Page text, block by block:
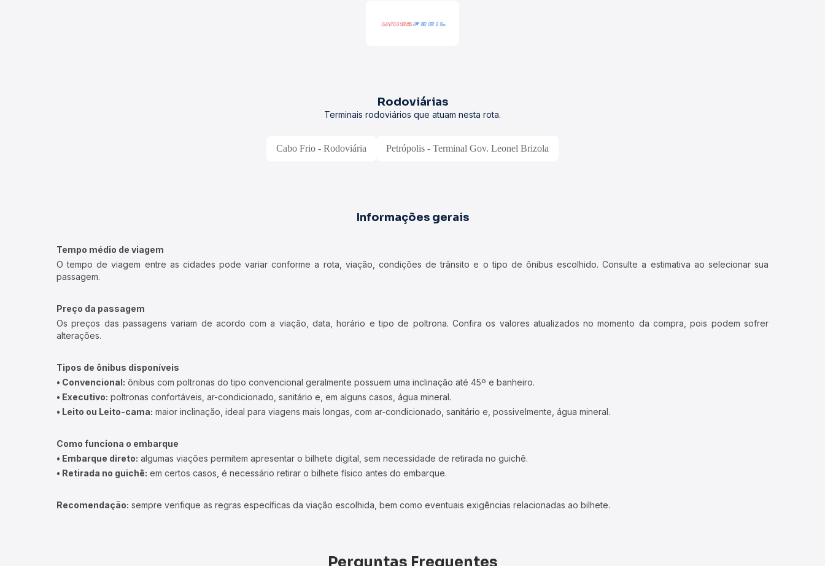
Rodoviárias
Terminais rodoviários que atuam nesta rota.
Cabo Frio - Rodoviária Petrópolis - Terminal Gov. Leonel Brizola
Informações gerais
Tempo médio de viagem
O tempo de viagem entre as cidades pode variar conforme a rota, viação, condições de trânsito e o tipo de ônibus escolhido. Consulte a estimativa ao selecionar sua
passagem.
Preço da passagem
Os preços das passagens variam de acordo com a viação, data, horário e tipo de poltrona. Confira os valores atualizados no momento da compra, pois podem sofrer
alterações.
Tipos de ônibus disponíveis
• Convencional: ônibus com poltronas do tipo convencional geralmente possuem uma inclinação até 45º e banheiro.
• Executivo: poltronas confortáveis, ar-condicionado, sanitário e, em alguns casos, água mineral.
• Leito ou Leito-cama: maior inclinação, ideal para viagens mais longas, com ar-condicionado, sanitário e, possivelmente, água mineral.
Como funciona o embarque
• Embarque direto: algumas viações permitem apresentar o bilhete digital, sem necessidade de retirada no guichê.
• Retirada no guichê: em certos casos, é necessário retirar o bilhete físico antes do embarque.
Recomendação: sempre verifique as regras específicas da viação escolhida, bem como eventuais exigências relacionadas ao bilhete.
Perguntas Frequentes